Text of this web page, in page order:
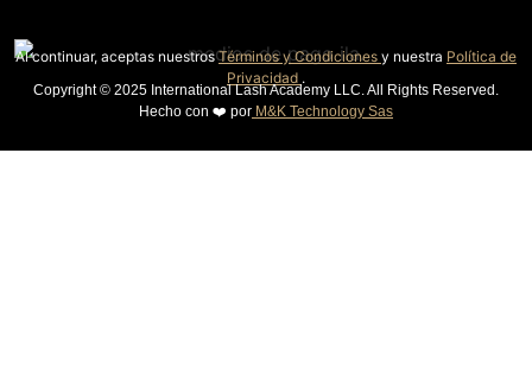
Al continuar, aceptas nuestrosTérminos y Condiciones y nuestra Política de
Privacidad .
Copyright © 2025 International Lash Academy LLC. All Rights Reserved.
Hecho con ❤️ por M&K Technology Sas